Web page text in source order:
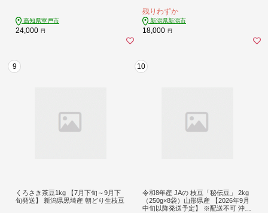
ス 玉ねぎ 蓮根 等 ふるさと納税 高知
県 室戸市
高知県室戸市
24,000 円
残りわずか
新潟県新潟市
18,000 円
9
くろさき茶豆1kg 【7月下旬～9月下
旬発送】 新潟県黒埼産 朝どり生枝豆
10
令和8年産 JAの 枝豆「秘伝豆」 2kg
（250g×8袋）山形県産 【2026年9月
中旬以降発送予定】 ※配送不可 沖